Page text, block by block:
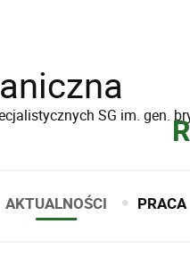
SG im. gen.
AKTUALNOŚCI PRACA